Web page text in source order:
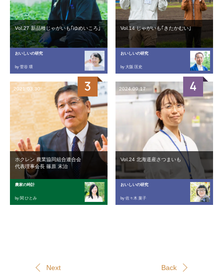
Vol.27 新品種じゃがいも｢ゆめいころ｣
おいしいの研究
by 菅谷 環
Vol.14 じゃがいも｢きたかむい｣
おいしいの研究
by 大阪 匡史
2021.03.30
ホクレン 農業協同組合連合会
代表理事会長 篠原 末治
農家の時計
by 関 ひとみ
2024.09.17
Vol.24 北海道産さつまいも
おいしいの研究
by 佐々木 葉子
Next Back